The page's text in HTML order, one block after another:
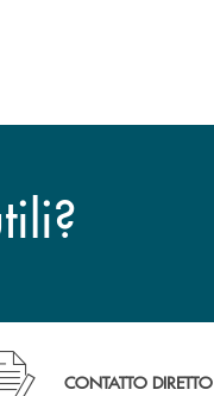
CONTATTO DIRETTO